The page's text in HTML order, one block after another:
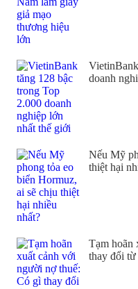
doanh
Nếu Mỹ
thiệt hại
Tạm hoãn
thay đổi từ